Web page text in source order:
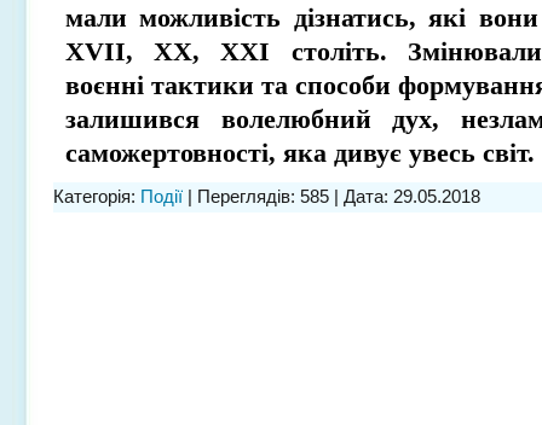
мали можливість дізнатись, які
ХVІІ, ХХ, ХХІ століть.
воєнні тактики та способи
залишився волелюбний дух,
саможертовності, яка дивує увесь світ.
Категорія: Події | Переглядів: 585 | Дата: 29.05.2018